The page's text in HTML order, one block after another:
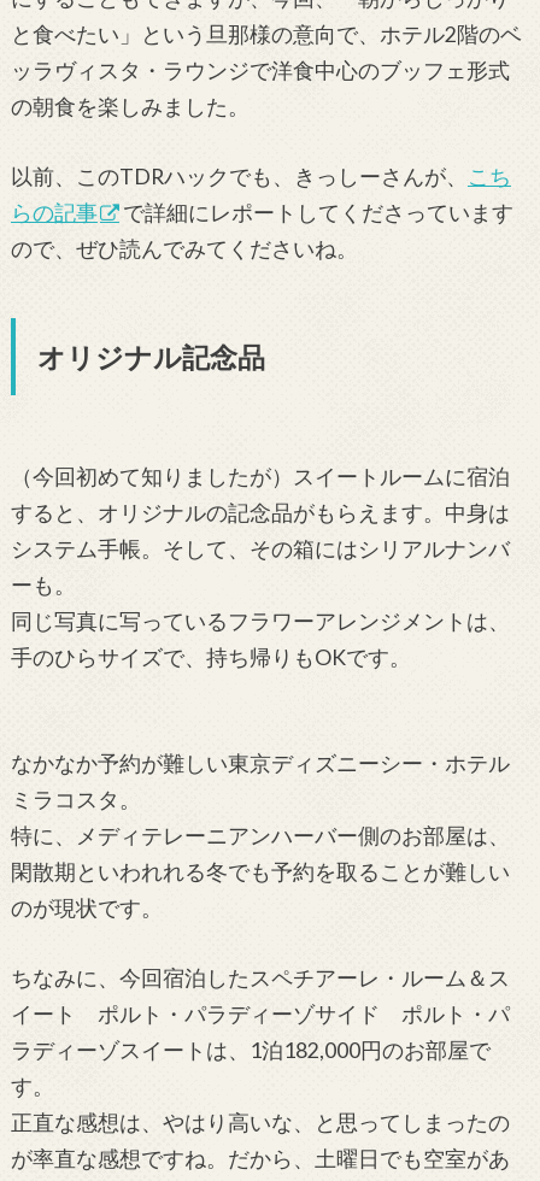
と食べたい」という旦那様の意向で、ホテル2階のベ
ッラヴィスタ・ラウンジで洋食中心のブッフェ形式
の朝食を楽しみました。
以前、このTDRハックでも、きっしーさんが、 こち
らの記事
で詳細にレポートしてくださっています
ので、ぜひ読んでみてくださいね。
オリジナル記念品
（今回初めて知りましたが）スイートルームに宿泊
すると、オリジナルの記念品がもらえます。中身は
システム手帳。そして、その箱にはシリアルナンバ
ーも。
同じ写真に写っているフラワーアレンジメントは、
手のひらサイズで、持ち帰りもOKです。
なかなか予約が難しい東京ディズニーシー・ホテル
ミラコスタ。
特に、メディテレーニアンハーバー側のお部屋は、
閑散期といわれれる冬でも予約を取ることが難しい
のが現状です。
ちなみに、今回宿泊したスペチアーレ・ルーム＆ス
イート ポルト・パラディーゾサイド ポルト・パ
ラディーゾスイートは、1泊182,000円のお部屋で
す。
正直な感想は、やはり高いな、と思ってしまったの
が率直な感想ですね。だから、土曜日でも空室があ